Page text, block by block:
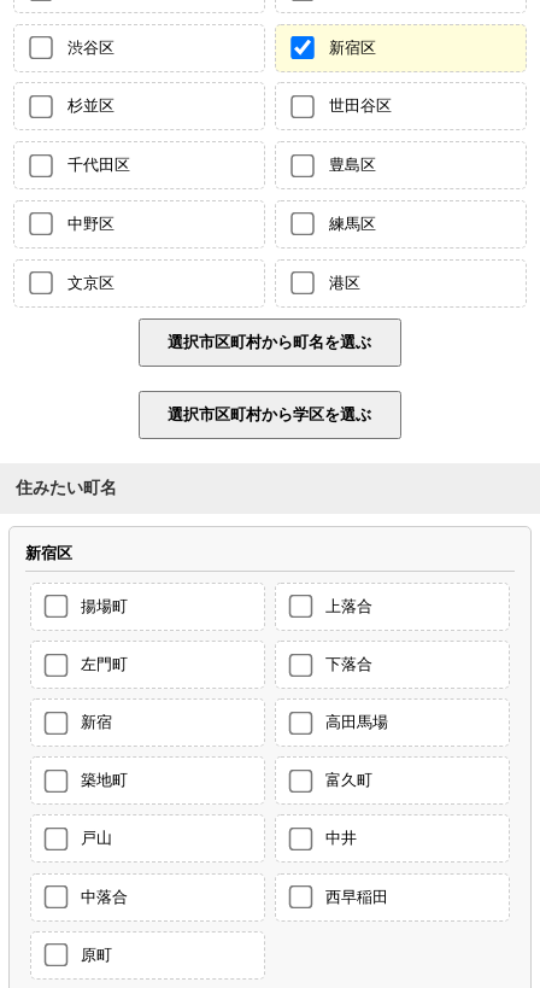
渋谷区 新宿区
杉並区 世田谷区
千代田区 豊島区
中野区 練馬区
文京区 港区
住みたい町名
新宿区
揚場町 上落合
左門町 下落合
新宿 高田馬場
築地町 富久町
戸山 中井
中落合 西早稲田
原町